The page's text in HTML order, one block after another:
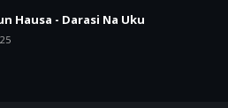
Hausa - Darasi Na Uku